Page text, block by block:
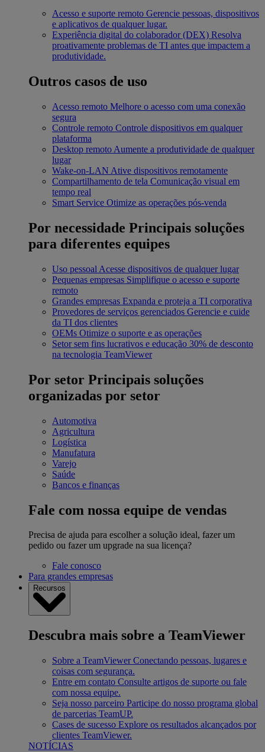
Acesso e suporte remoto Gerencie pessoas, dispositivos
e aplicativos de qualquer lugar.
Experiência digital do colaborador (DEX) Resolva
proativamente problemas de TI antes que impactem a
produtividade.
Outros casos de uso
Acesso remoto Melhore o acesso com uma conexão
segura
Controle remoto Controle dispositivos em qualquer
plataforma
Desktop remoto Aumente a produtividade de qualquer
lugar
Wake-on-LAN Ative dispositivos remotamente
Compartilhamento de tela Comunicação visual em
tempo real
Smart Service Otimize as operações pós-venda
Por necessidade Principais soluções
para diferentes equipes
Uso pessoal Acesse dispositivos de qualquer lugar
Pequenas empresas Simplifique o acesso e suporte
remoto
Grandes empresas Expanda e proteja a TI corporativa
Provedores de serviços gerenciados Gerencie e cuide
da TI dos clientes
OEMs Otimize o suporte e as operações
Setor sem fins lucrativos e educação 30% de desconto
na tecnologia TeamViewer
Por setor Principais soluções
organizadas por setor
Automotiva
Agricultura
Logística
Manufatura
Varejo
Saúde
Bancos e finanças
Fale com nossa equipe de vendas
Precisa de ajuda para escolher a solução ideal, fazer um
pedido ou fazer um upgrade na sua licença?
Fale conosco
Para grandes empresas
Recursos
Descubra mais sobre a TeamViewer
Sobre a TeamViewer Conectando pessoas, lugares e
coisas com segurança.
Entre em contato Consulte artigos de suporte ou fale
com nossa equipe.
Seja nosso parceiro Participe do nosso programa global
de parcerias TeamUP.
Cases de sucesso Explore os resultados alcançados por
clientes TeamViewer.
NOTÍCIAS